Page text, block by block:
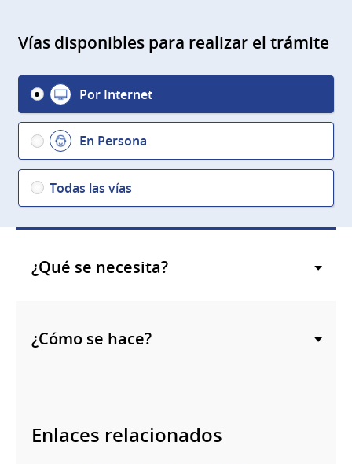
Vías disponibles para realizar el trámite
Por Internet
En Persona
Todas las vías
¿Qué se necesita?
¿Cómo se hace?
Enlaces relacionados